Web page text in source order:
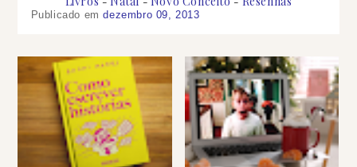
Publicado emdezembro 09, 2013